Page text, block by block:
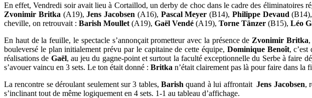
En effet, Vendredi soir avait lieu à Cortaillod, un derby de choc dans le cadre des
Zvonimir Britka (A19),Jens Jacobsen (A16), Pascal Meyer (B14), Philippe Devaud (B14),
cheville, on retrouvait : Barish Moullet (A19), Gaël Vendé (A19), Torne Tänzer (B15), Léo
En haut de la feuille, le spectacle s’annonçait prometteur avec la présence de Zvonimir Britka
bouleversé le plan initialement prévu par le capitaine de cette équipe, Dominique Benoît, c’est
réalisations de Gaël, au jeu du gagne-point et surtout la faculté exceptionnelle du Serbe à faire
s’avouer vaincu en 3 sets. Le ton était donné : Britka n’était clairement pas là pour faire dans la
La rencontre se déroulant seulement sur 3 tables,Barish quand à lui affrontaitJens Jacobsen,
s’inclinant tout de même logiquement en 4 sets. 1-1 au tableau d’affichage.